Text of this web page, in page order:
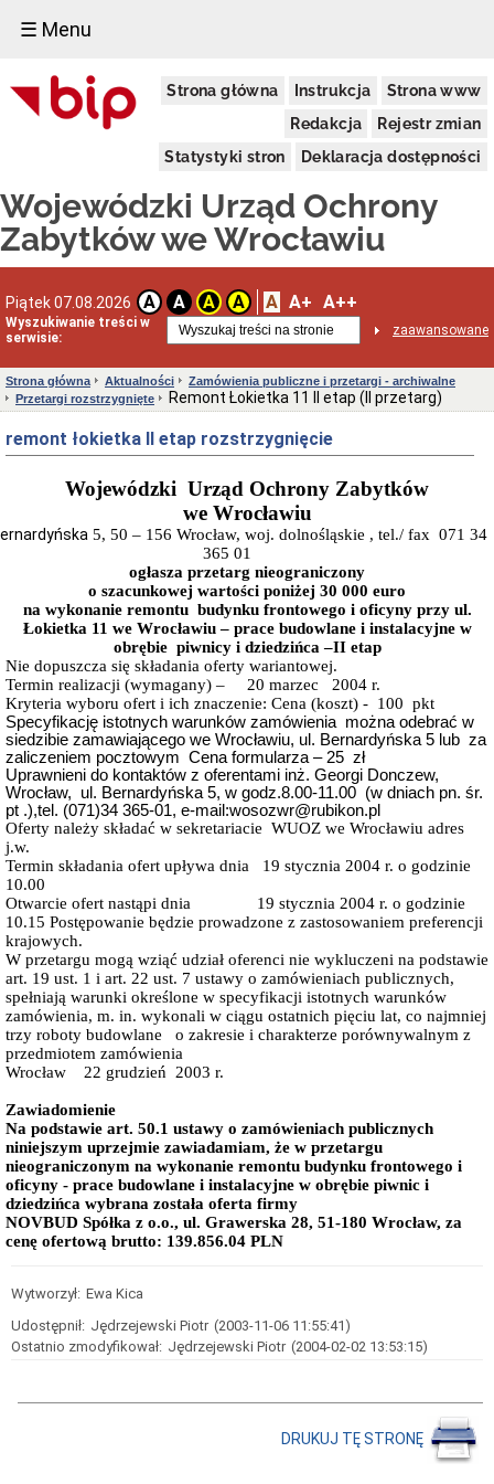
☰ Menu
Strona główna Instrukcja
Strona www
Redakcja
Rejestr zmian
Statystyki stron
Deklaracja dostępności
Wojewódzki Urząd Ochrony
Zabytków we Wrocławiu
Piątek 07.08.2026 A A A A A A+ A++
Wyszukiwanie treści w
serwisie:
zaawansowane
Dostępność
Deklaracja
dostępności
realizowanym
projekcie
dofinansowanym
Europejskich
Delegatury
adresowe
Podstawy
prawne
działalności
Osoby
kompetencje
działania
Sprawozdawczość
finansowa
Wojewódzka
Rada
Ochrony
Zabytków
Poradnik
klienta
Jak
załatwić
sprawę
Przyjmowanie
interesantów
Opłaty
skarbowe
Szukam
legalnie
Obwieszczenia,
zawiadomienia,
ogłoszenia
Obwieszczenia
i
zawiadomienia
rejestr
zabytków
Obwieszczenia
-
Wojewódzka
Ewidencja
Zabytków
Zawiadomienia-
Ewidencja
Zabytków
Obwieszczenia-
pozwolenia
Strona główna Aktualności
Zamówienia publiczne i przetargi - archiwalne
Przetargi rozstrzygnięte
Remont Łokietka 11 II etap (II przetarg)
remont łokietka II etap rozstrzygnięcie
Wojewódzki Urząd Ochrony Zabytków
we Wrocławiu
5, 50 – 156 Wrocław, woj. dolnośląskie , tel./ fax 071 34
365 01
ogłasza przetarg nieograniczony
o szacunkowej wartości poniżej 30 000 euro
na wykonanie remontu budynku frontowego i oficyny przy ul.
Łokietka 11 we Wrocławiu – prace budowlane i instalacyjne w
obrębie piwnicy i dziedzińca –II etap
Nie dopuszcza się składania oferty wariantowej.
Termin realizacji (wymagany) –
20 marzec
2004 r.
Kryteria wyboru ofert i ich znaczenie: Cena (koszt) - 100 pkt
Specyfikację istotnych warunków zamówienia można odebrać w
siedzibie zamawiającego we Wrocławiu, ul. Bernardyńska 5 lub za
zaliczeniem pocztowym Cena formularza – 25 zł
Uprawnieni do kontaktów z oferentami inż. Georgi Donczew,
Wrocław,
ul. Bernardyńska 5, w godz.8.00-11.00 (w dniach pn. śr.
pt .),tel. (071)34 365-01, e-mail:wosozwr@rubikon.pl
Oferty należy składać w sekretariacie WUOZ we Wrocławiu adres
j.w.
Termin składania ofert upływa dnia
19 stycznia 2004 r. o godzinie
10.00
Otwarcie ofert nastąpi dnia
19 stycznia 2004 r. o godzinie
10.15 Postępowanie będzie prowadzone z zastosowaniem preferencji
krajowych.
W przetargu mogą wziąć udział oferenci nie wykluczeni na podstawie
art. 19 ust. 1 i art. 22 ust. 7 ustawy o zamówieniach publicznych,
spełniają warunki określone w specyfikacji istotnych warunków
zamówienia, m. in. wykonali w ciągu ostatnich pięciu lat, co najmniej
trzy roboty budowlane
o zakresie i charakterze porównywalnym z
przedmiotem zamówienia
Wrocław
22 grudzień 2003 r.
Zawiadomienie
Na podstawie art. 50.1 ustawy o zamówieniach publicznych
niniejszym uprzejmie zawiadamiam, że w przetargu
nieograniczonym na wykonanie remontu budynku frontowego i
oficyny - prace budowlane i instalacyjne w obrębie piwnic i
dziedzińca wybrana została oferta firmy
NOVBUD Spółka z o.o., ul. Grawerska 28, 51-180 Wrocław, za
cenę ofertową brutto: 139.856.04 PLN
Wytworzył: Ewa Kica
Udostępnił: Jędrzejewski Piotr (2003-11-06 11:55:41)
Ostatnio zmodyfikował: Jędrzejewski Piotr (2004-02-02 13:53:15)
DRUKUJ TĘ STRONĘ